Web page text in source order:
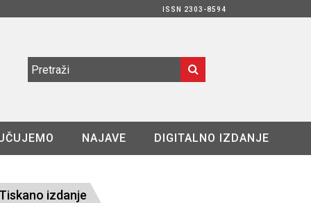
ISSN 2303-8594
NAJAVE DIGITALNO IZDANJE
Tiskano izdanje